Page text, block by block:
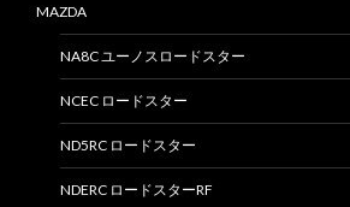
MAZDA
NA8C ユーノスロードスター
NCEC ロードスター
ND5RC ロードスター
NDERC ロードスターRF